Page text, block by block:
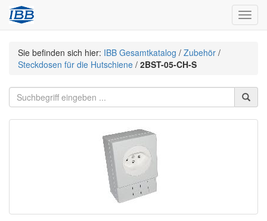
Sie befinden sich hier: IBB Gesamtkatalog / Zubehör /
Steckdosen für die Hutschiene / 2BST-05-CH-S